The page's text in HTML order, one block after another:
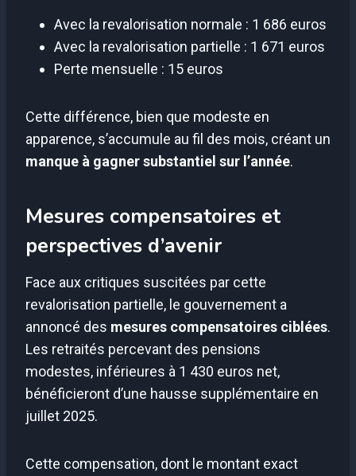
Avec la revalorisation normale : 1 686 euros
Avec la revalorisation partielle : 1 671 euros
Perte mensuelle : 15 euros
Cette différence, bien que modeste en
apparence, s’accumule au fil des mois, créant un
manque à gagner substantiel sur l’année.
Mesures compensatoires et
perspectives d’avenir
Face aux critiques suscitées par cette
revalorisation partielle, le gouvernement a
annoncé des mesures compensatoires ciblées.
Les retraités percevant des pensions
modestes, inférieures à 1 430 euros net,
bénéficieront d’une hausse supplémentaire en
juillet 2025.
Cette compensation, dont le montant exact